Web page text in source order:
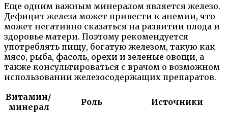
Еще одним важным минералом является железо.
Дефицит железа может привести к анемии, что
может негативно сказаться на развитии плода и
здоровье матери. Поэтому рекомендуется
употреблять пищу, богатую железом, такую как
мясо, рыба, фасоль, орехи и зеленые овощи, а
также консультироваться с врачом о возможном
использовании железосодержащих препаратов.
Витамин/
минерал
Роль Источники